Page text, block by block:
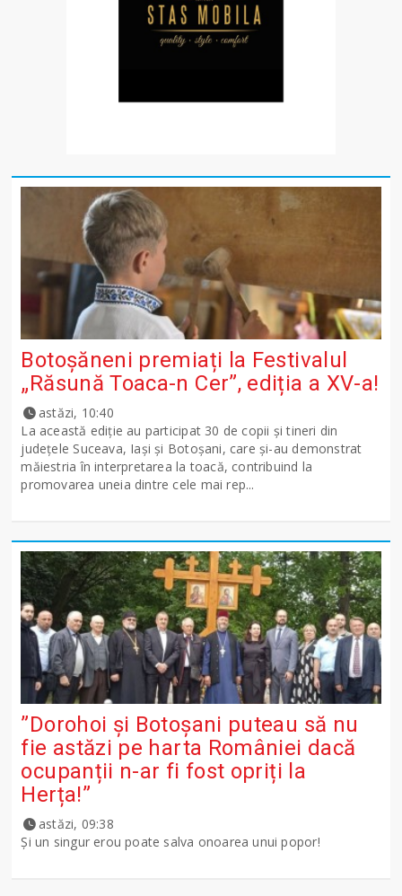
Botoșăneni premiați la Festivalul
„Răsună Toaca-n Cer”, ediția a XV-a!
astăzi, 10:40
La această ediție au participat 30 de copii și tineri din
județele Suceava, Iași și Botoșani, care și-au demonstrat
măiestria în interpretarea la toacă, contribuind la
promovarea uneia dintre cele mai rep...
”Dorohoi și Botoșani puteau să nu
fie astăzi pe harta României dacă
ocupanții n-ar fi fost opriți la
Herța!”
astăzi, 09:38
Și un singur erou poate salva onoarea unui popor!